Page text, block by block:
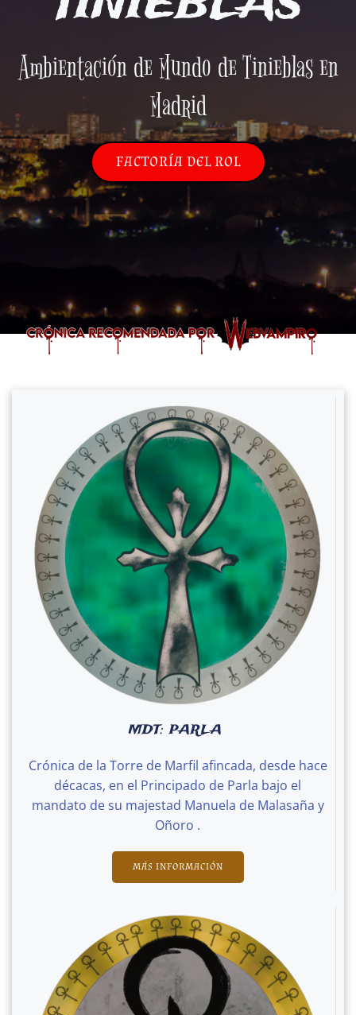
Ambientación de Mundo de Tinieblas en
Madrid
FACTORÍA DEL ROL
MDT: PARLA
Crónica de la Torre de Marfil afincada, desde hace
décacas, en el Principado de Parla bajo el
mandato de su majestad Manuela de Malasaña y
Oñoro .
MÁS INFORMACIÓN